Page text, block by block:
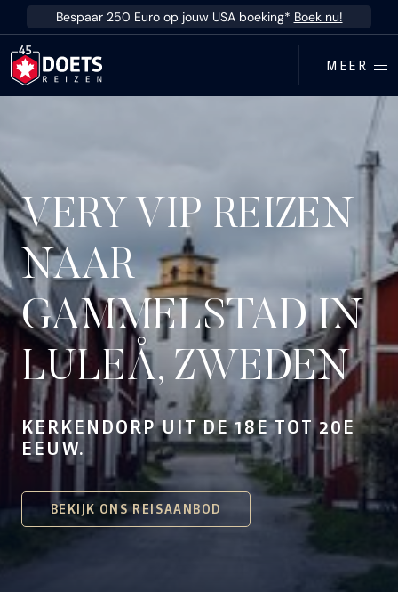
Ga direct naar inhoud
Bespaar 250 Euro op jouw USA boeking* Boek nu!
MEER
VERY VIP REIZEN
NAAR
GAMMELSTAD IN
LULEÅ, ZWEDEN
KERKENDORP UIT DE 18E TOT 20E
EEUW.
BEKIJK ONS REISAANBOD